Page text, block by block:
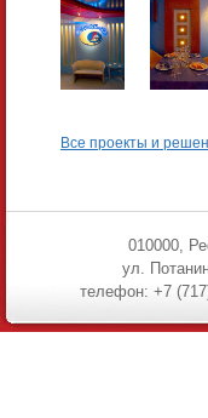
Все проекты и
010000,
ул.
телефон: +7